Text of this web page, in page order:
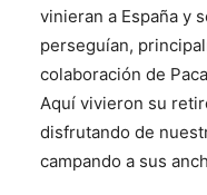
vinieran a España y
perseguían,
colaboración de
Aquí vivieron su
disfrutando de
campando a sus